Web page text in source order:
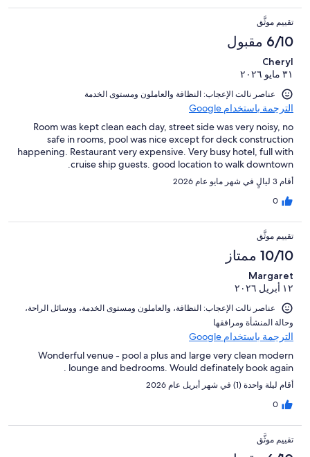
تقييم موثَّق
6/10 مقبول
Cheryl
٣١ مايو ٢٠٢٦
عناصر نالت الإعجاب: ⁦النظافة⁩ و⁦العاملون ومستوى الخدمة⁩
الترجمة باستخدام Google
Room was kept clean each day, street side was very noisy, no
safe in rooms, pool was nice except for deck construction
happening. Restaurant very expensive. Very busy hotel, full with
cruise ship guests. good location to walk downtown.
أقام 3 ليالٍ في شهر مايو عام 2026
0
تقييم موثَّق
10/10 ممتاز
Margaret
١٢ أبريل ٢٠٢٦
عناصر نالت الإعجاب: ⁦النظافة⁩، و⁦العاملون ومستوى الخدمة⁩، و⁦وسائل الراحة⁩،
و⁦حالة المنشأة ومرافقها⁩
الترجمة باستخدام Google
Wonderful venue - pool a plus and large very clean modern
lounge and bedrooms. Would definately book again .
أقام ليلة واحدة (1) في شهر أبريل عام 2026
0
تقييم موثَّق